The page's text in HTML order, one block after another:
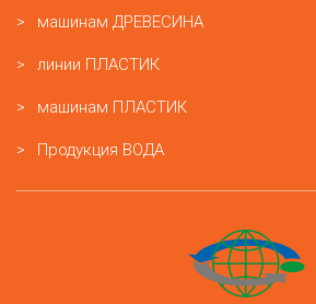
машинам ДРЕВЕСИНА
линии ПЛАСТИК
машинам ПЛАСТИК
Продукция ВОДА